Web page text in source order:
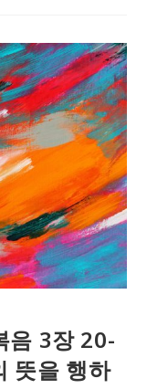
음 3장 20-
뜻을 행하